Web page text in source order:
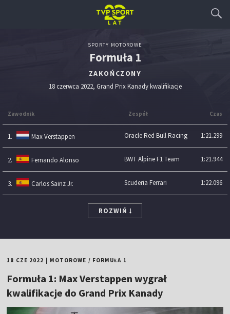
SPORTY MOTOROWE
Formuła 1
ZAKOŃCZONY
18 czerwca 2022, Grand Prix Kanady kwalifikacje
Zawodnik Zespół Czas
1. Max Verstappen Oracle Red Bull Racing 1:21.299
2. Fernando Alonso BWT Alpine F1 Team 1:21.944
3. Carlos Sainz Jr. Scuderia Ferrari 1:22.096
ROZWIŃ
18 CZE 2022 MOTOROWE / FORMUŁA 1
Formuła 1: Max Verstappen wygrał
kwalifikacje do Grand Prix Kanady